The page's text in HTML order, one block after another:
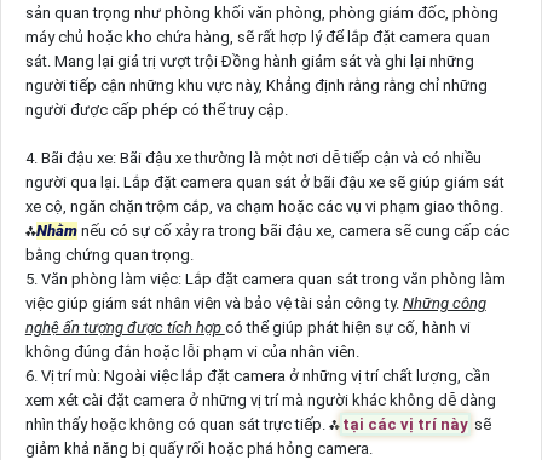
sản quan trọng như phòng khối văn phòng, phòng giám đốc, phòng
máy chủ hoặc kho chứa hàng, sẽ rất hợp lý để lắp đặt camera quan
sát. Mang lại giá trị vượt trội Đồng hành giám sát và ghi lại những
người tiếp cận những khu vực này, Khẳng định rằng rằng chỉ những
người được cấp phép có thể truy cập.
4. Bãi đậu xe: Bãi đậu xe thường là một nơi dễ tiếp cận và có nhiều
người qua lại. Lắp đặt camera quan sát ở bãi đậu xe sẽ giúp giám sát
xe cộ, ngăn chặn trộm cắp, va chạm hoặc các vụ vi phạm giao thông.
⁂Nhằmnếu có sự cố xảy ra trong bãi đậu xe, camera sẽ cung cấp các
bằng chứng quan trọng.
5. Văn phòng làm việc: Lắp đặt camera quan sát trong văn phòng làm
việc giúp giám sát nhân viên và bảo vệ tài sản công ty. Những công
nghệ ấn tượng được tích hợp có thể giúp phát hiện sự cố, hành vi
không đúng đắn hoặc lỗi phạm vi của nhân viên.
6. Vị trí mù: Ngoài việc lắp đặt camera ở những vị trí chất lượng, cần
xem xét cài đặt camera ở những vị trí mà người khác không dễ dàng
nhìn thấy hoặc không có quan sát trực tiếp. ⁂ tại các vị trí này sẽ
giảm khả năng bị quấy rối hoặc phá hỏng camera.